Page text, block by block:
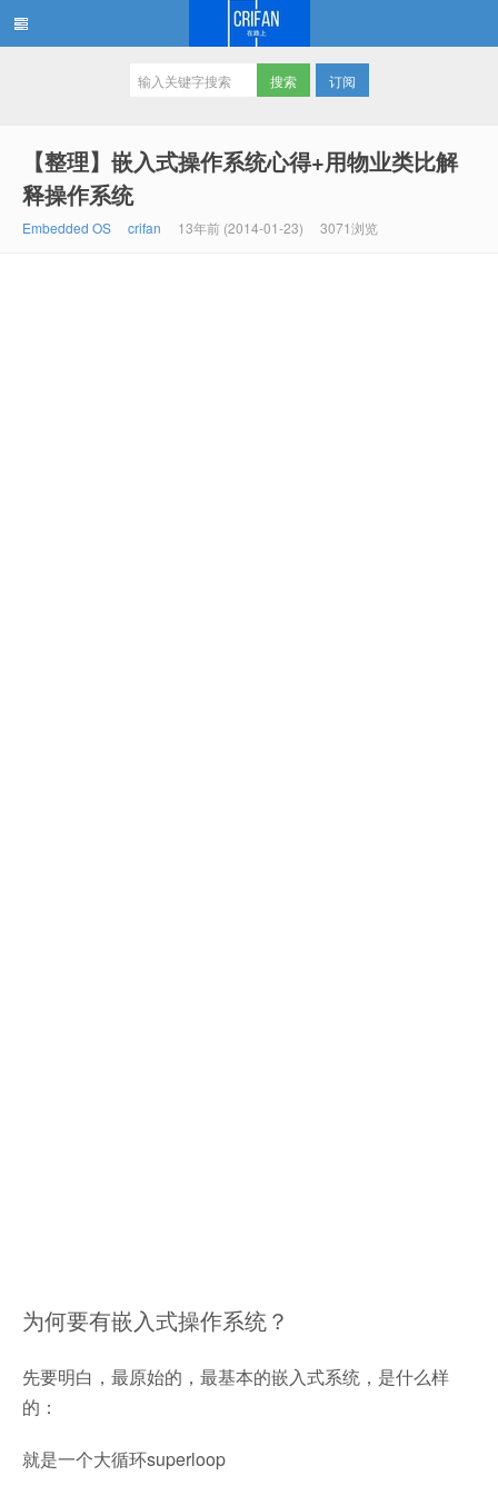
订阅
【整理】嵌入式操作系统心得+用物业类比解
释操作系统
Embedded OS crifan 13年前 (2014-01-23) 3071浏览
为何要有嵌入式操作系统？
先要明白，最原始的，最基本的嵌入式系统，是什么样
的：
就是一个大循环superloop